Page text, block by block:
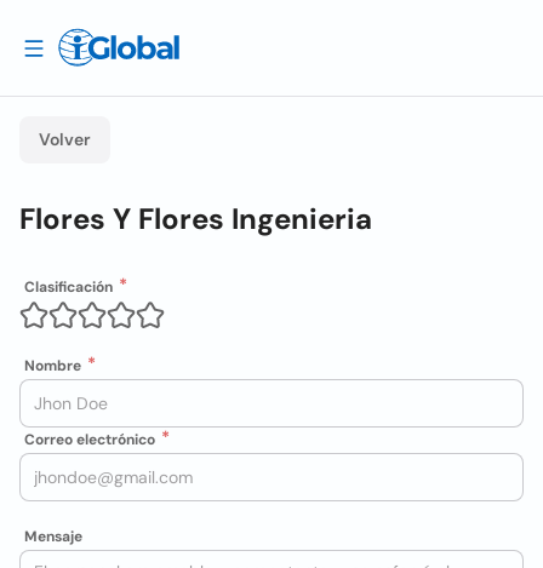
Volver
Flores Y Flores Ingenieria
Clasificación
Nombre
Correo electrónico
Mensaje